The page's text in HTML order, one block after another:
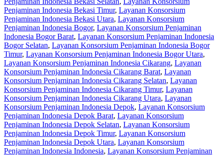
Penjaminan Indonesia Bekasi Timur, Layanan Konsorsium
Penjaminan Indonesia Bekasi Utara, Layanan Konsorsium
Penjaminan Indonesia Bogor, Layanan Konsorsium Penjaminan
Indonesia Bogor Barat, Layanan Konsorsium Penjaminan Indonesia
Bogor Selatan, Layanan Konsorsium Penjaminan Indonesia Bogor
Timur, Layanan Konsorsium Penjaminan Indonesia Bogor Utara,
Layanan Konsorsium Penjaminan Indonesia Cikarang, Layanan
Konsorsium Penjaminan Indonesia Cikarang Barat, Layanan
Konsorsium Penjaminan Indonesia Cikarang Selatan, Layanan
Konsorsium Penjaminan Indonesia Cikarang Timur, Layanan
Konsorsium Penjaminan Indonesia Cikarang Utara, Layanan
Konsorsium Penjaminan Indonesia Depok, Layanan Konsorsium
Penjaminan Indonesia Depok Barat, Layanan Konsorsium
Penjaminan Indonesia Depok Selatan, Layanan Konsorsium
Penjaminan Indonesia Depok Timur, Layanan Konsorsium
Penjaminan Indonesia Depok Utara, Layanan Konsorsium
Penjaminan Indonesia Indonesia, Layanan Konsorsium Penjaminan